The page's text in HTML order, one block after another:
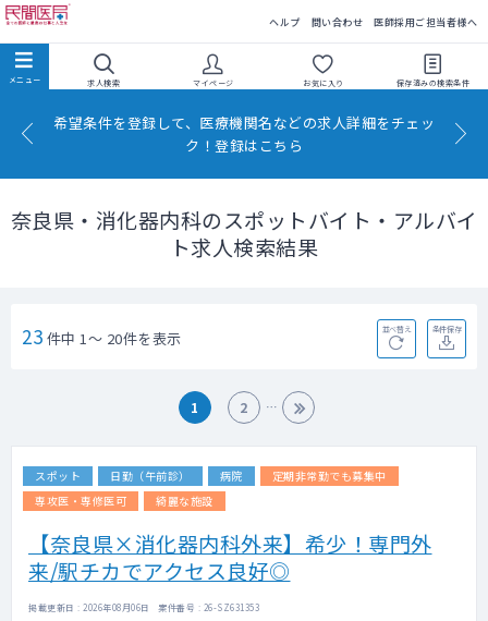
ヘルプ 問い合わせ 医師採用ご担当者様へ
求人検索 マイページ お気に入り 保存済みの検索条件
希望条件を登録して、医療機関名などの求人詳細をチェッ
ク！登録はこちら
奈良県・消化器内科のスポットバイト・アルバイ
ト求人検索結果
23 件中 1～ 20件を表示 並べ替え 条件保存
1 2
スポット 日勤（午前診） 病院
定期非常勤でも募集中
専攻医・専修医可
綺麗な施設
【奈良県×消化器内科外来】希少！専門外
来/駅チカでアクセス良好◎
掲載更新日 : 2026年08月06日 案件番号 : 26-SZ631353